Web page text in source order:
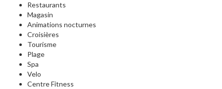
Restaurants
Magasin
Animations nocturnes
Croisières
Tourisme
Plage
Spa
Velo
Centre Fitness